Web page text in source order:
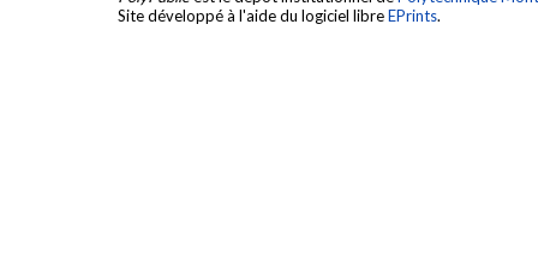
Site développé à l'aide du logiciel libreEPrints.